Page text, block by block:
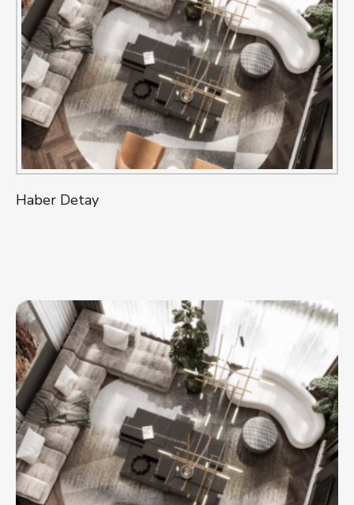
Haber Detay